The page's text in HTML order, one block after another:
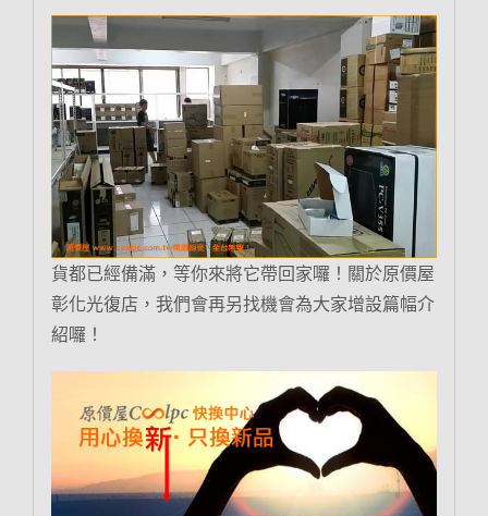
貨都已經備滿，等你來將它帶回家囉！關於原價屋
彰化光復店，我們會再另找機會為大家增設篇幅介
紹囉！